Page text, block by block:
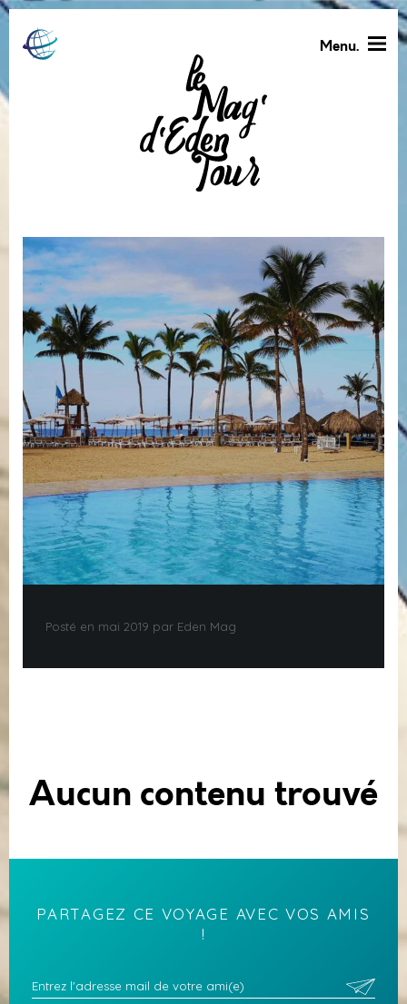
Menu.
Posté en mai 2019 par Eden Mag
Aucun contenu trouvé
PARTAGEZ CE VOYAGE AVEC VOS AMIS
!